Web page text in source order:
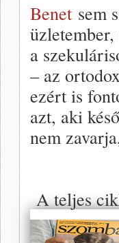
Benet sem
a
– az
ezért is
azt, aki
nem
A teljes